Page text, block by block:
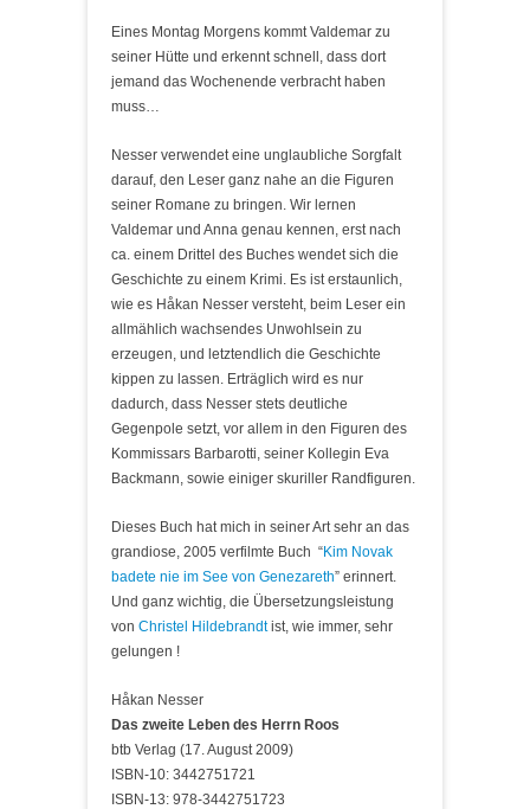
Eines Montag Morgens kommt Valdemar zu
seiner Hütte und erkennt schnell, dass dort
jemand das Wochenende verbracht haben
muss…
Nesser verwendet eine unglaubliche Sorgfalt
darauf, den Leser ganz nahe an die Figuren
seiner Romane zu bringen. Wir lernen
Valdemar und Anna genau kennen, erst nach
ca. einem Drittel des Buches wendet sich die
Geschichte zu einem Krimi. Es ist erstaunlich,
wie es Håkan Nesser versteht, beim Leser ein
allmählich wachsendes Unwohlsein zu
erzeugen, und letztendlich die Geschichte
kippen zu lassen. Erträglich wird es nur
dadurch, dass Nesser stets deutliche
Gegenpole setzt, vor allem in den Figuren des
Kommissars Barbarotti, seiner Kollegin Eva
Backmann, sowie einiger skuriller Randfiguren.
Dieses Buch hat mich in seiner Art sehr an das
grandiose, 2005 verfilmte Buch “Kim Novak
badete nie im See von Genezareth” erinnert.
Und ganz wichtig, die Übersetzungsleistung
von Christel Hildebrandtist, wie immer, sehr
gelungen !
Håkan Nesser
Das zweite Leben des Herrn Roos
btb Verlag (17. August 2009)
ISBN-10: 3442751721
ISBN-13: 978-3442751723